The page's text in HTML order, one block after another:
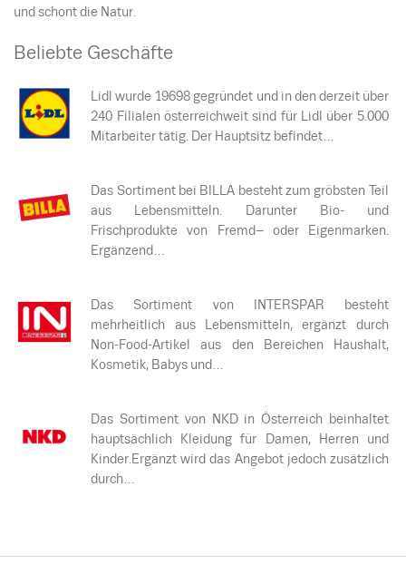
und schont die Natur.
Beliebte Geschäfte
Lidl wurde 19698 gegründet und in den derzeit über
240 Filialen österreichweit sind für Lidl über 5.000
Mitarbeiter tätig. Der Hauptsitz befindet…
Das Sortiment bei BILLA besteht zum gröbsten Teil
aus Lebensmitteln. Darunter Bio- und
Frischprodukte von Fremd– oder Eigenmarken.
Ergänzend…
Das Sortiment von INTERSPAR besteht
mehrheitlich aus Lebensmitteln, ergänzt durch
Non-Food-Artikel aus den Bereichen Haushalt,
Kosmetik, Babys und…
Das Sortiment von NKD in Österreich beinhaltet
hauptsächlich Kleidung für Damen, Herren und
Kinder.Ergänzt wird das Angebot jedoch zusätzlich
durch…